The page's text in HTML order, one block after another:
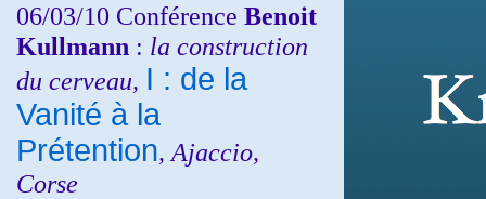
06/03/10 Conférence Benoit
Kullmann : la construction
du cerveau, I : de la
Vanité à la
Prétention, Ajaccio,
Corse